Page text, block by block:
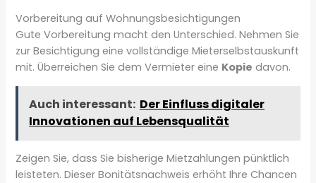
Vorbereitung auf Wohnungsbesichtigungen
Gute Vorbereitung macht den Unterschied. Nehmen Sie
zur Besichtigung eine vollständige Mieterselbstauskunft
mit. Überreichen Sie dem Vermieter eine Kopie davon.
Auch interessant: Der Einfluss digitaler
Innovationen auf Lebensqualität
Zeigen Sie, dass Sie bisherige Mietzahlungen pünktlich
leisteten. Dieser Bonitätsnachweis erhöht Ihre Chancen